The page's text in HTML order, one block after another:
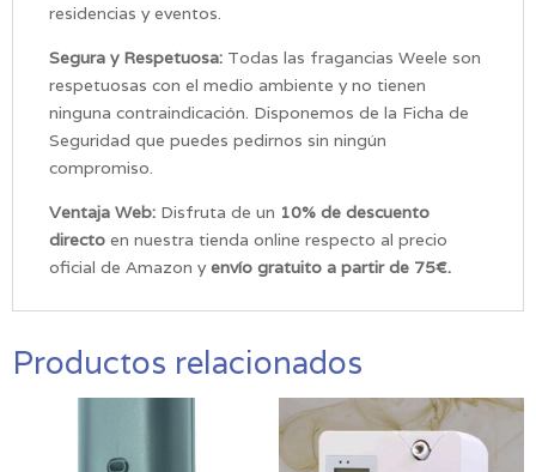
residencias y eventos.
Segura y Respetuosa: Todas las fragancias Weele son
respetuosas con el medio ambiente y no tienen
ninguna contraindicación. Disponemos de la Ficha de
Seguridad que puedes pedirnos sin ningún
compromiso.
Ventaja Web: Disfruta de un 10% de descuento
directo en nuestra tienda online respecto al precio
oficial de Amazon yenvío gratuito a partir de 75€.
Productos relacionados